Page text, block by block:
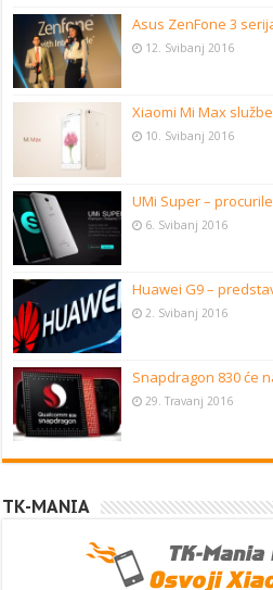
Asus ZenFone 3
12. Svibanj 2016
Xiaomi Mi Max
10. Svibanj 2016
UMi Super –
6. Svibanj 2016
Huawei G9 –
2. Svibanj 2016
Snapdragon 830 će
29. Travanj 2016
TK-MANIA